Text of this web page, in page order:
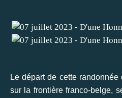
Le départ de cette randonnée
sur la frontière franco-belge,